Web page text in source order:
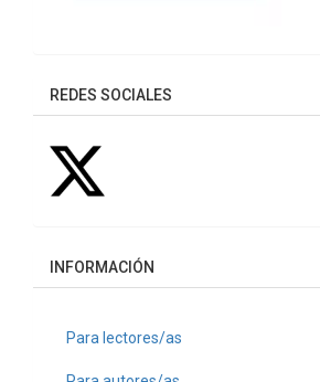
REDES SOCIALES
INFORMACIÓN
Para lectores/as